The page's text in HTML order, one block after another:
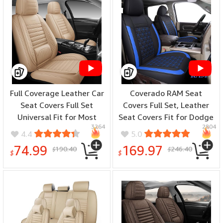
Full Coverage Leather Car
Seat Covers Full Set
Universal Fit for Most
Cars Sedans Trucks SUVs
with Waterproof
Leatherette in
4.4
$74.99 $190.40
3264
Coverado RAM Seat
Covers Full Set, Leather
Seat Covers Fit for Dodge
RAM 1500, Truck Seat
Covers Custom Fit for
2002-2024 Dodge RAM
Bench, Blue
5.0
$ 169.97 $246.40
2804